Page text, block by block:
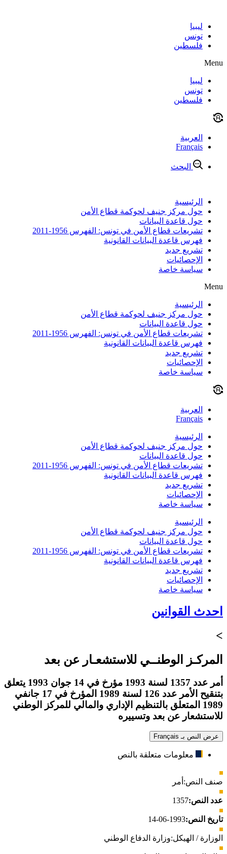
contentليبيا
تونس
فلسطين
Menu
ليبيا
تونس
فلسطين
العربية
Français
البحث
الرئيسية
حول مركز جنيف لحوكمة قطاع الأمن
حول قاعدة البيانات
تشريعات قطاع الأمن في تونس: الفهرس 1956-2011
فهرس قاعدة البيانات القانونية
تشريع جديد
الإحصائيات
سياسة خاصة
Menu
الرئيسية
حول مركز جنيف لحوكمة قطاع الأمن
حول قاعدة البيانات
تشريعات قطاع الأمن في تونس: الفهرس 1956-2011
فهرس قاعدة البيانات القانونية
تشريع جديد
الإحصائيات
سياسة خاصة
العربية
Français
الرئيسية
حول مركز جنيف لحوكمة قطاع الأمن
حول قاعدة البيانات
تشريعات قطاع الأمن في تونس: الفهرس 1956-2011
فهرس قاعدة البيانات القانونية
تشريع جديد
الإحصائيات
سياسة خاصة
الرئيسية
حول مركز جنيف لحوكمة قطاع الأمن
حول قاعدة البيانات
تشريعات قطاع الأمن في تونس: الفهرس 1956-2011
فهرس قاعدة البيانات القانونية
تشريع جديد
الإحصائيات
سياسة خاصة
احدث القوانين
>
المركـز الوطنــي للاستشعـار عن بعد
أمر عدد 1357 لسنة 1993 مؤرخ في 14 جوان 1993 يتعلق
بتنقيح الأمر عدد 126 لسنة 1989 المؤرخ في 17 جانفي
1989 المتعلق بالتنظيم الإداري والمالي للمركز الوطني
للاستشعار عن بعد وتسييره
عرض النص بـ Français
معلومات متعلقة بالنص
صنف النص: أمر
عدد النص:1357
تاريخ النص:1993-06-14
الوزارة / الهيكل:وزارة الدفاع الوطني